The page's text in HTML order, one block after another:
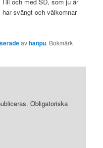
och med SD, som ju är
svängt och välkomnar
avhanpu. Bokmärk
Obligatoriska